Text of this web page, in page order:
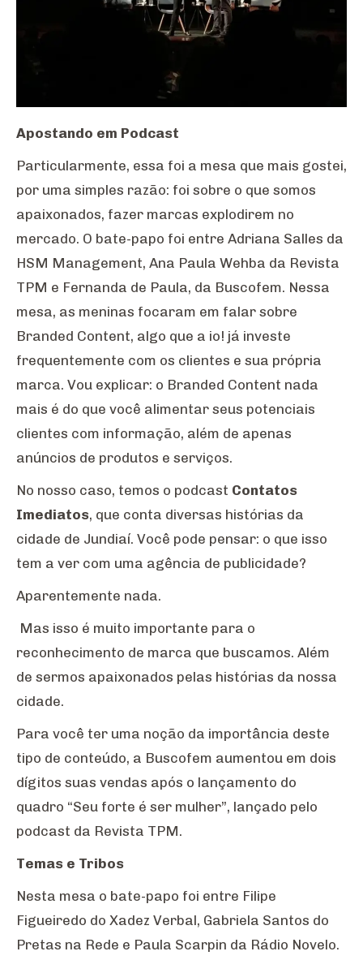
Apostando em Podcast
Particularmente, essa foi a mesa que mais gostei,
por uma simples razão: foi sobre o que somos
apaixonados, fazer marcas explodirem no
mercado. O bate-papo foi entre Adriana Salles da
HSM Management, Ana Paula Wehba da Revista
TPM e Fernanda de Paula, da Buscofem. Nessa
mesa, as meninas focaram em falar sobre
Branded Content, algo que a io! já investe
frequentemente com os clientes e sua própria
marca. Vou explicar: o Branded Content nada
mais é do que você alimentar seus potenciais
clientes com informação, além de apenas
anúncios de produtos e serviços.
No nosso caso, temos o podcast Contatos
Imediatos, que conta diversas histórias da
cidade de Jundiaí. Você pode pensar: o que isso
tem a ver com uma agência de publicidade?
Aparentemente nada.
Mas isso é muito importante para o
reconhecimento de marca que buscamos. Além
de sermos apaixonados pelas histórias da nossa
cidade.
Para você ter uma noção da importância deste
tipo de conteúdo, a Buscofem aumentou em dois
dígitos suas vendas após o lançamento do
quadro “Seu forte é ser mulher”, lançado pelo
podcast da Revista TPM.
Temas e Tribos
Nesta mesa o bate-papo foi entre Filipe
Figueiredo do Xadez Verbal, Gabriela Santos do
Pretas na Rede e Paula Scarpin da Rádio Novelo.